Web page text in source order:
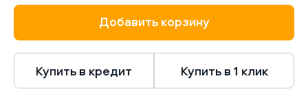
Добавить корзину
Купить в кредит Купить в 1 клик